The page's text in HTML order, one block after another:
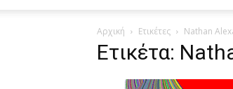
Αρχική Ετικέτες Nathan
Ετικέτα: